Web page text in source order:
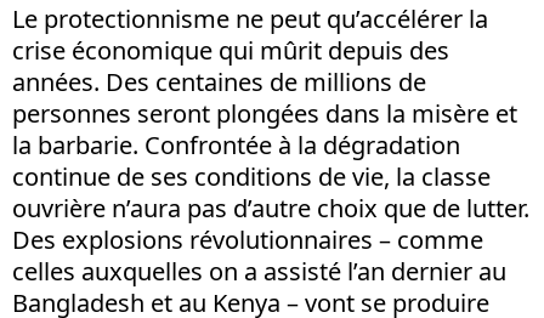
Le protectionnisme ne peut qu’accélérer la
crise économique qui mûrit depuis des
années. Des centaines de millions de
personnes seront plongées dans la misère et
la barbarie. Confrontée à la dégradation
continue de ses conditions de vie, la classe
ouvrière n’aura pas d’autre choix que de lutter.
Des explosions révolutionnaires – comme
celles auxquelles on a assisté l’an dernier au
Bangladesh et au Kenya – vont se produire